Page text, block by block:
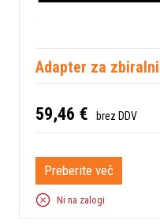
Adapter za
59,46 € brez DDV
Preberite več
Ni na zalogi